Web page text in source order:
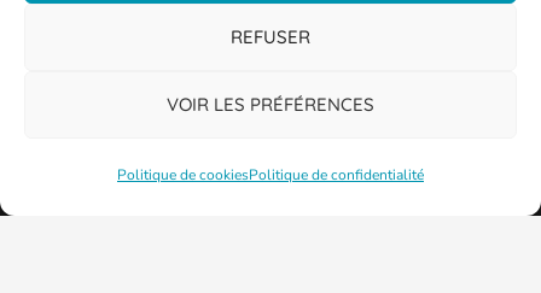
REFUSER
VOIR LES PRÉFÉRENCES
Politique de cookiesPolitique de confidentialité